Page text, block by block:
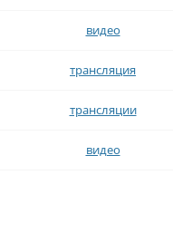
видео
трансляция
трансляции
видео